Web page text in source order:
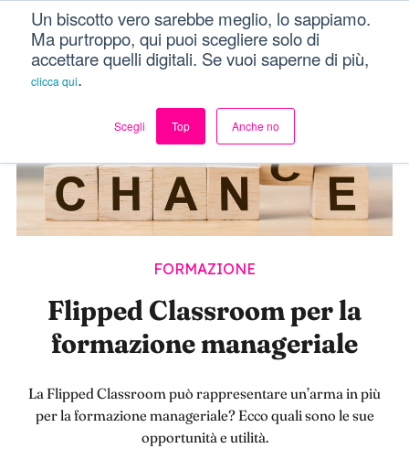
Un biscotto vero sarebbe meglio, lo sappiamo.
Ma purtroppo, qui puoi scegliere solo di
accettare quelli digitali. Se vuoi saperne di più,
clicca qui.
Scegli Top Anche no
Dici Davvero?! Menu
FORMAZIONE
Flipped Classroom per la
formazione manageriale
La Flipped Classroom può rappresentare un’arma in più
per la formazione manageriale? Ecco quali sono le sue
opportunità e utilità.